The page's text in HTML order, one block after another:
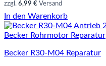
zzgl. 6,99 € Versand
In den Warenkorb
Becker Rohrmotor Reparatur
Becker R30-M04 Reparatur